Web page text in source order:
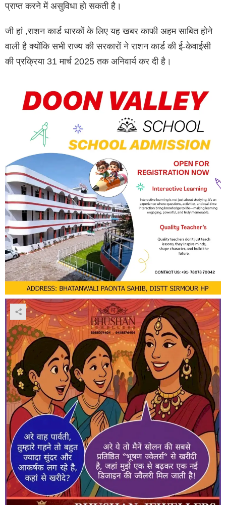
प्राप्त करने में असुविधा हो सकती है।
जी हां ,राशन कार्ड धारकों के लिए यह खबर काफी अहम साबित होने
वाली है क्योंकि सभी राज्य की सरकारों ने राशन कार्ड की ई-केवाईसी
की प्रक्रिया 31 मार्च 2025 तक अनिवार्य कर दी है।